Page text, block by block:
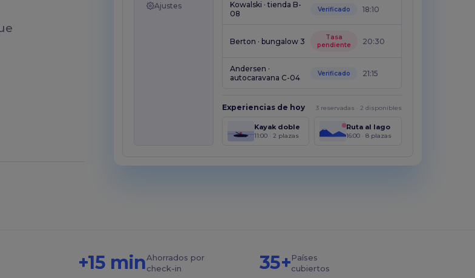
sobre SES.HOSPEDAJES
Leer más
tiempo de gestión de
Leer más
Ajustes
Kowalski · tienda B-
08
Verificado 18:10
Berton · bungalow 3
Tasa
pendiente
20:30
Andersen ·
autocaravana C-04
Verificado 21:15
Experiencias de hoy 3 reservadas · 2 disponibles
Kayak doble
11:00 · 2 plazas
Ruta al lago
16:00 · 8 plazas
+15 minAhorrados por
check-in
35+Países
cubiertos